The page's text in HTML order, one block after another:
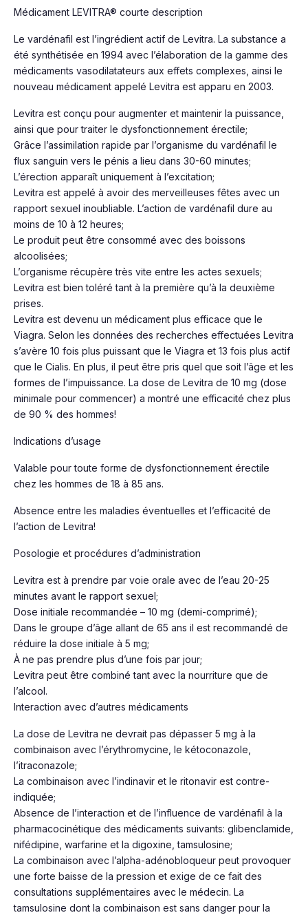
Médicament LEVITRA® courte description
Le vardénafil est l’ingrédient actif de Levitra. La substance a
été synthétisée en 1994 avec l’élaboration de la gamme des
médicaments vasodilatateurs aux effets complexes, ainsi le
nouveau médicament appelé Levitra est apparu en 2003.
Levitra est conçu pour augmenter et maintenir la puissance,
ainsi que pour traiter le dysfonctionnement érectile;
Grâce l’assimilation rapide par l’organisme du vardénafil le
flux sanguin vers le pénis a lieu dans 30-60 minutes;
L’érection apparaît uniquement à l’excitation;
Levitra est appelé à avoir des merveilleuses fêtes avec un
rapport sexuel inoubliable. L’action de vardénafil dure au
moins de 10 à 12 heures;
Le produit peut être consommé avec des boissons
alcoolisées;
L’organisme récupère très vite entre les actes sexuels;
Levitra est bien toléré tant à la première qu’à la deuxième
prises.
Levitra est devenu un médicament plus efficace que le
Viagra. Selon les données des recherches effectuées Levitra
s’avère 10 fois plus puissant que le Viagra et 13 fois plus actif
que le Cialis. En plus, il peut être pris quel que soit l’âge et les
formes de l’impuissance. La dose de Levitra de 10 mg (dose
minimale pour commencer) a montré une efficacité chez plus
de 90 % des hommes!
Indications d’usage
Valable pour toute forme de dysfonctionnement érectile
chez les hommes de 18 à 85 ans.
Absence entre les maladies éventuelles et l’efficacité de
l’action de Levitra!
Posologie et procédures d’administration
Levitra est à prendre par voie orale avec de l’eau 20-25
minutes avant le rapport sexuel;
Dose initiale recommandée – 10 mg (demi-comprimé);
Dans le groupe d’âge allant de 65 ans il est recommandé de
réduire la dose initiale à 5 mg;
À ne pas prendre plus d’une fois par jour;
Levitra peut être combiné tant avec la nourriture que de
l’alcool.
Interaction avec d’autres médicaments
La dose de Levitra ne devrait pas dépasser 5 mg à la
combinaison avec l’érythromycine, le kétoconazole,
l’itraconazole;
La combinaison avec l’indinavir et le ritonavir est contre-
indiquée;
Absence de l’interaction et de l’influence de vardénafil à la
pharmacocinétique des médicaments suivants: glibenclamide,
nifédipine, warfarine et la digoxine, tamsulosine;
La combinaison avec l’alpha-adénobloqueur peut provoquer
une forte baisse de la pression et exige de ce fait des
consultations supplémentaires avec le médecin. La
tamsulosine dont la combinaison est sans danger pour la